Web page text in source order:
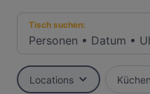
Tisch suchen:
Personen • Datum •
Locations